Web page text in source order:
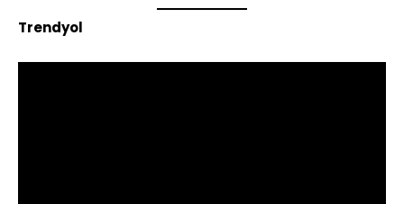
Trendyol